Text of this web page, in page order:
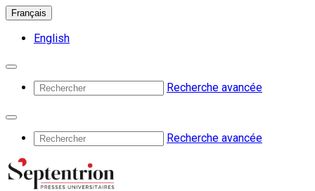
Français
English
Recherche avancée
Recherche avancée